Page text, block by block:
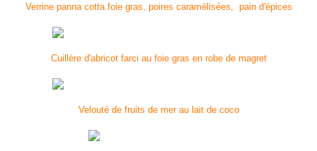
Verrine panna cotta foie gras, poires caramélisées, pain d'épices
Cuillère d'abricot farci au foie gras en robe de magret
Velouté de fruits de mer au lait de coco